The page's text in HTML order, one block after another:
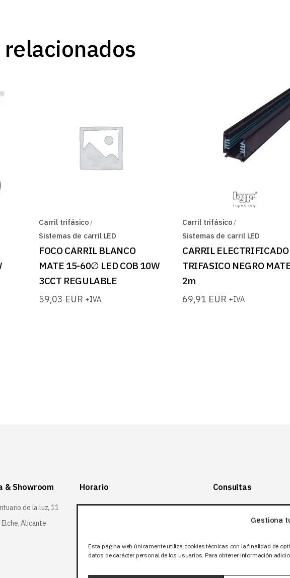
Gestiona
Esta página web únicamente utiliza cookies técnicas con la finalidad de
datos de carácter personal de los usuarios. Para obtener información
Carril trifásico
Sistemas de carril LED
FOCO CARRIL BLANCO
MATE 15-60∅ LED COB 10W
3CCT REGULABLE
59,03 EUR +IVA
Carril trifásico
Sistemas de carril LED
CARRIL ELECTRIFICADO
TRIFASICO NEGRO
2m
69,91 EUR +IVA
& Showroom
de la luz, 11
Alicante
Horario
Lunes-Viernes:
Cerrado
Consultas
+34 966 28 88
12
info@bjflighting.com